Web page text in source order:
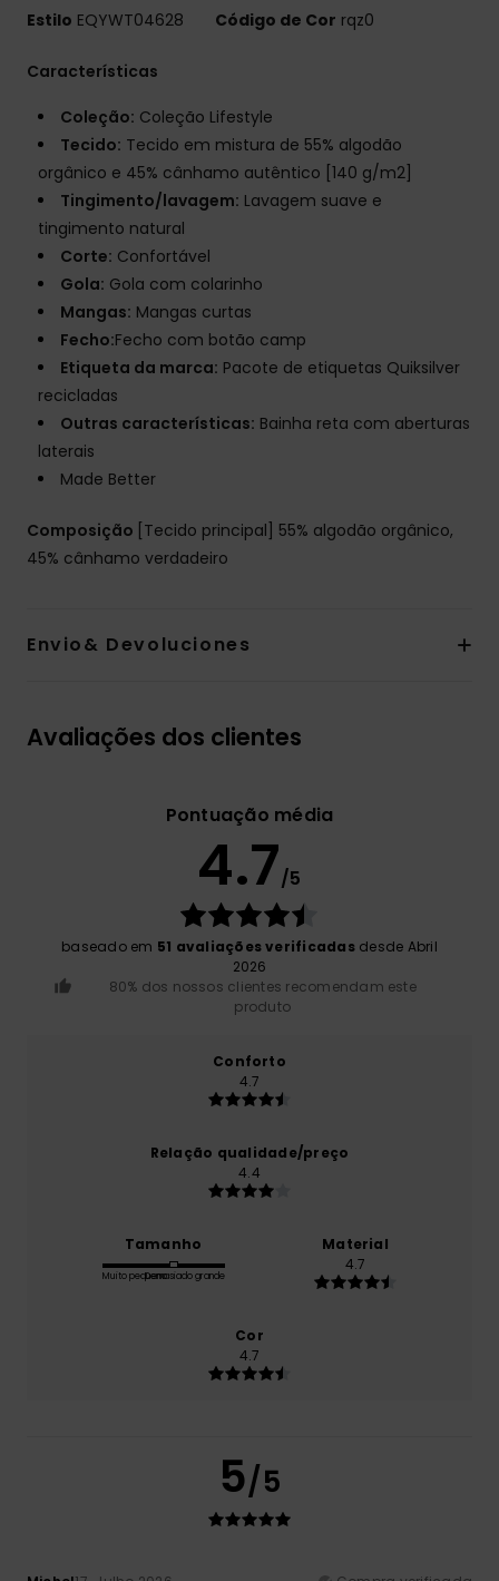
Estilo EQYWT04628 Código de Cor rqz0
Características
Coleção: Coleção Lifestyle
Tecido: Tecido em mistura de 55% algodão
orgânico e 45% cânhamo autêntico [140 g/m2]
Tingimento/lavagem: Lavagem suave e
tingimento natural
Corte: Confortável
Gola: Gola com colarinho
Mangas: Mangas curtas
Fecho:Fecho com botão camp
Etiqueta da marca: Pacote de etiquetas Quiksilver
recicladas
Outras características: Bainha reta com aberturas
laterais
Made Better
Composição [Tecido principal] 55% algodão orgânico,
45% cânhamo verdadeiro
Envio& Devoluciones
Avaliações dos clientes
Pontuação média
4.7/5
baseado em 51 avaliações verificadasdesde Abril
2026
80% dos nossos clientes recomendam este
produto
Conforto
4.7
Relação qualidade/preço
4.4
Tamanho
Muito pequenoDemasiado grande
Material
4.7
Cor
4.7
5/5